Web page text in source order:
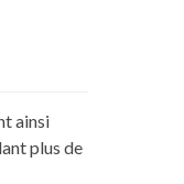
ainsi
plus de